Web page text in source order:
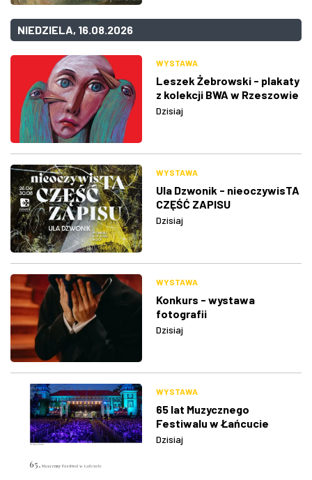
NIEDZIELA, 16.08.2026
WYSTAWA
Leszek Żebrowski - plakaty
z kolekcji BWA w Rzeszowie
Dzisiaj
WYSTAWA
Ula Dzwonik - nieoczywisTA
CZĘŚĆ ZAPISU
Dzisiaj
WYSTAWA
Konkurs - wystawa
fotografii
Dzisiaj
WYSTAWA
65 lat Muzycznego
Festiwalu w Łańcucie
Dzisiaj